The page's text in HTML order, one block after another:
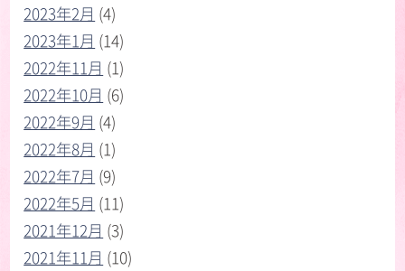
2023年2月 (4)
2023年1月 (14)
2022年11月 (1)
2022年10月 (6)
2022年9月 (4)
2022年8月 (1)
2022年7月 (9)
2022年5月 (11)
2021年12月 (3)
2021年11月 (10)